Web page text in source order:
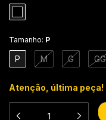
Tamanho: P
P M G GG
Atenção, última peça!